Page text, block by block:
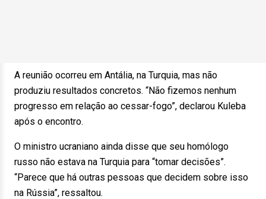
A reunião ocorreu em Antália, na Turquia, mas não
produziu resultados concretos. “Não fizemos nenhum
progresso em relação ao cessar-fogo”, declarou Kuleba
após o encontro.
O ministro ucraniano ainda disse que seu homólogo
russo não estava na Turquia para “tomar decisões”.
“Parece que há outras pessoas que decidem sobre isso
na Rússia”, ressaltou.